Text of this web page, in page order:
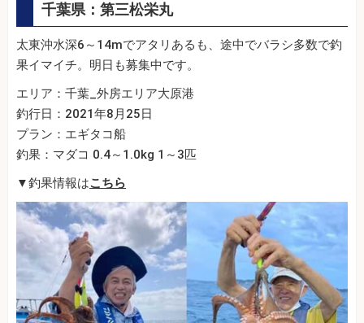
千葉県：第三松栄丸
太東沖水深6～14mでアタリあるも、途中でバラシ多数で釣
果イマイチ。明日も募集中です。
エリア：千葉_外房エリア大原港
釣行日：2021年8月25日
プラン：エギタコ船
釣果：マダコ 0.4～1.0kg 1～3匹
▼釣果情報はこちら